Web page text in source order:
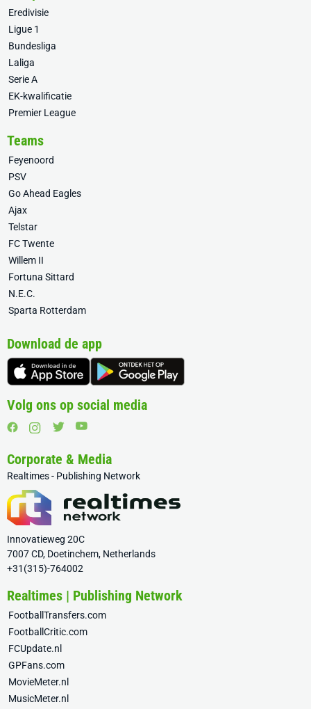
Eredivisie
Ligue 1
Bundesliga
Laliga
Serie A
EK-kwalificatie
Premier League
Teams
Feyenoord
PSV
Go Ahead Eagles
Ajax
Telstar
FC Twente
Willem II
Fortuna Sittard
N.E.C.
Sparta Rotterdam
Download de app
Volg ons op social media
Corporate & Media
Realtimes - Publishing Network
Innovatieweg 20C
7007 CD, Doetinchem, Netherlands
+31(315)-764002
Realtimes | Publishing Network
FootballTransfers.com
FootballCritic.com
FCUpdate.nl
GPFans.com
MovieMeter.nl
MusicMeter.nl